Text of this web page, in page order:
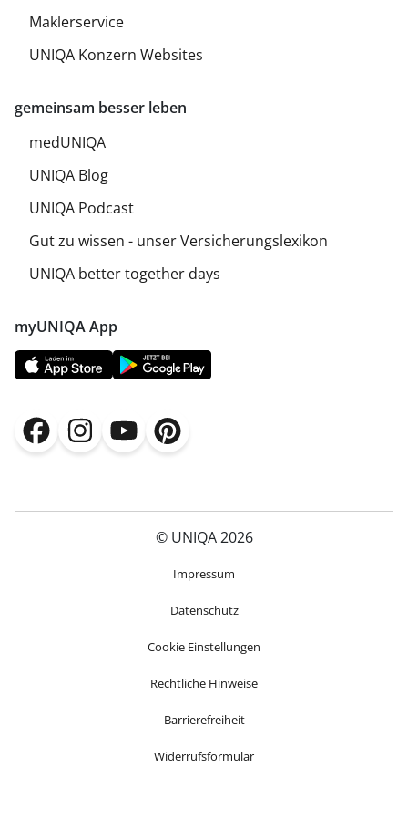
myUNIQA App
gemeinsam besser leben
medUNIQA
UNIQA Blog
UNIQA Podcast
Gut zu wissen - unser Versicherungslexikon
UNIQA better together days
Maklerservice
UNIQA Konzern Websites
© UNIQA 2026
Impressum
Datenschutz
Cookie Einstellungen
Rechtliche Hinweise
Barrierefreiheit
Widerrufsformular